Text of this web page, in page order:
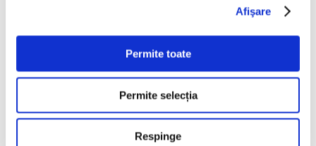
Afişare
Permite toate
Permite selecția
Respinge
Martie 2025
Ianuarie 2025